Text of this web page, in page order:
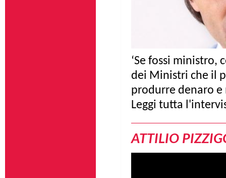
‘Se fossi ministro,
dei Ministri che il
produrre denaro e
​Leggi tutta
ATTILIO